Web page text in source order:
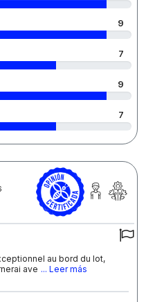
9
7
9
7
au bord du lot,
ave ... Leer más